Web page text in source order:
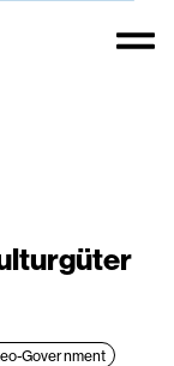
Government